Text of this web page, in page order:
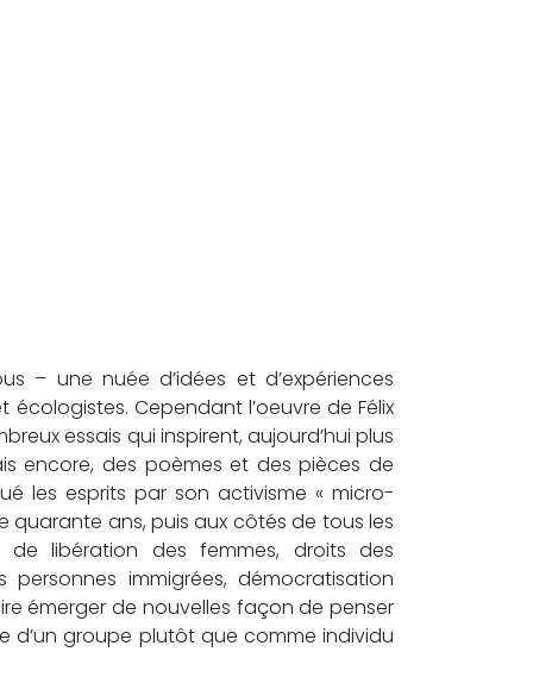
– une nuée d’idées et d’expériences
Cependant l’oeuvre de Félix
essais qui inspirent, aujourd’hui plus
encore, des poèmes et des pièces de
les esprits par son activisme « micro-
quarante ans, puis aux côtés de tous les
libération des femmes, droits des
personnes immigrées, démocratisation
émerger de nouvelles façon de penser
d’un groupe plutôt que comme individu